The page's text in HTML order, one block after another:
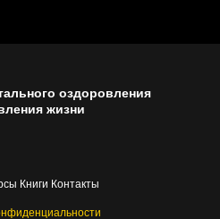
оздоровления
жизни
Книги Контакты